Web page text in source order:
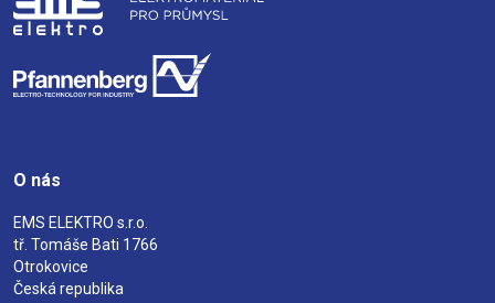
O nás
EMS ELEKTRO s.r.o.
tř. Tomáše Bati 1766
Otrokovice
Česká republika